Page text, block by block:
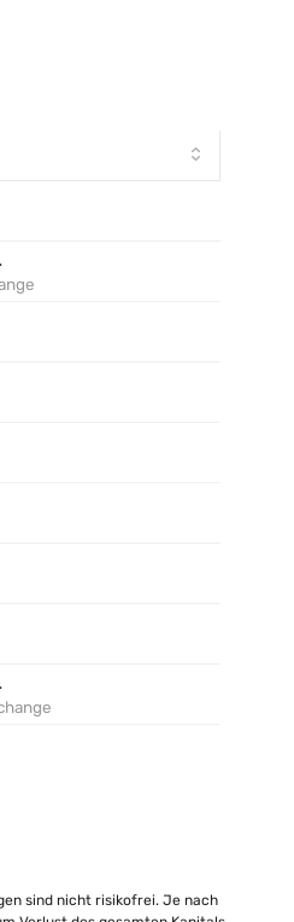
sind nicht risikofrei. Je nach